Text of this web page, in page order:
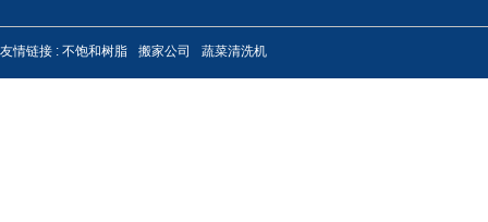
MP-3高温润滑脂
友情链接 : 不饱和树脂 搬家公司 蔬菜清洗机